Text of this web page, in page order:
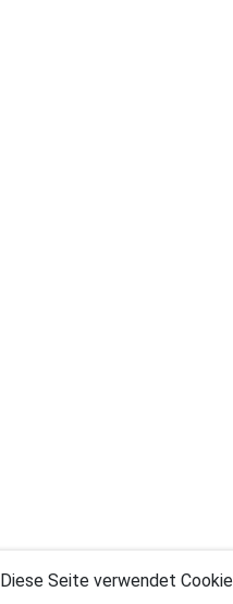
Diese Seite verwendet